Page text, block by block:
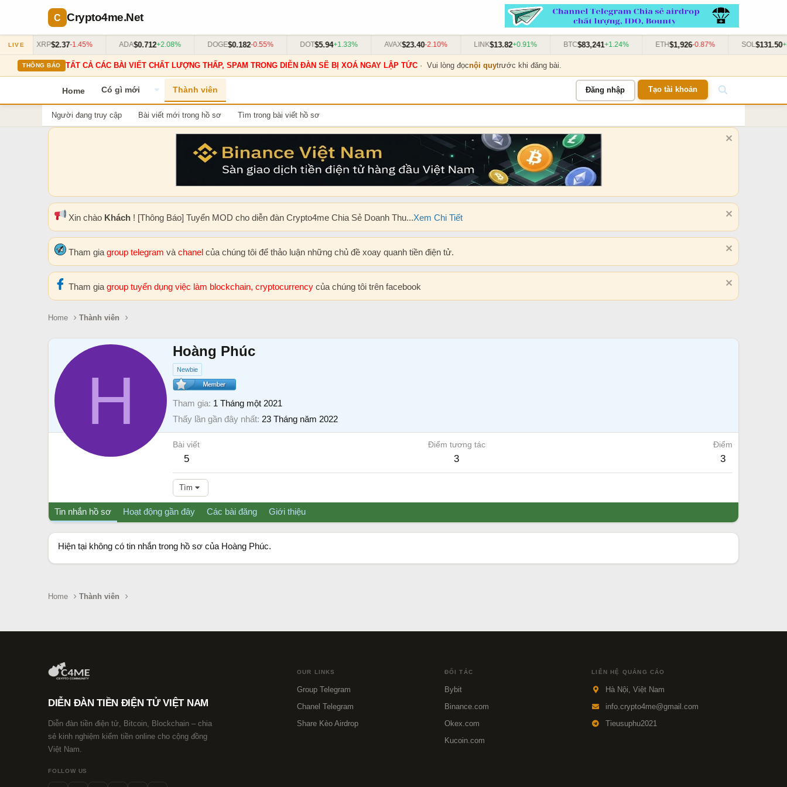
Crypto4me.Net
LIVE XRP$2.37-1.45% ADA$0.712+2.08% DOGE$0.182-0.55% DOT$5.94+1.33% AVAX$23.40-2.10% LINK$13.82+0.91% BTC$83,241+1.24% ETH$1,926-0.87% SOL$131.50
THÔNG BÁO TẤT CẢ CÁC BÀI VIẾT CHẤT LƯỢNG THẤP, SPAM TRONG DIỄN ĐÀN SẼ BỊ XOÁ NGAY LẬP TỨC· Vui lòng đọcnội quytrước khi đăng bài.
Home Có gì mới Thành viên Đăng nhập Tạo tài khoản
Người đang truy cập Bài viết mới trong hồ sơ Tìm trong bài viết hồ sơ
Xin chào Khách ! [Thông Báo] Tuyển MOD cho diễn đàn Crypto4me Chia Sẻ Doanh Thu...Xem Chi Tiết
Tham gia group telegram và chanel của chúng tôi để thảo luận những chủ đề xoay quanh tiền điện tử.
Tham gia group tuyển dụng việc làm blockchain, cryptocurrency của chúng tôi trên facebook
Home Thành viên
H
Hoàng Phúc
Newbie
Tham gia 1 Tháng một 2021
Thấy lần gần đây nhất 23 Tháng năm 2022
Bài viết
5
Điểm tương tác
3
Điểm
3
Tìm
Tin nhắn hồ sơ Hoạt động gần đây Các bài đăng Giới thiệu
Hiện tại không có tin nhắn trong hồ sơ của Hoàng Phúc.
Home Thành viên
DIỄN ĐÀN TIỀN ĐIỆN TỬ VIỆT NAM
Diễn đàn tiền điện tử, Bitcoin, Blockchain – chia
sẻ kinh nghiệm kiếm tiền online cho cộng đồng
Việt Nam.
FOLLOW US
OUR LINKS
Group Telegram
Chanel Telegram
Share Kèo Airdrop
ĐỐI TÁC
Bybit
Binance.com
Okex.com
Kucoin.com
LIÊN HỆ QUẢNG CÁO
Hà Nội, Việt Nam
info.crypto4me@gmail.com
Tieusuphu2021